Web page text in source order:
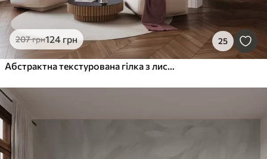
207грн124 грн 25
Абстрактна текстурована гілка з листям у відтінках коричневого, бежевого та червоного на тлі абстрактних форм